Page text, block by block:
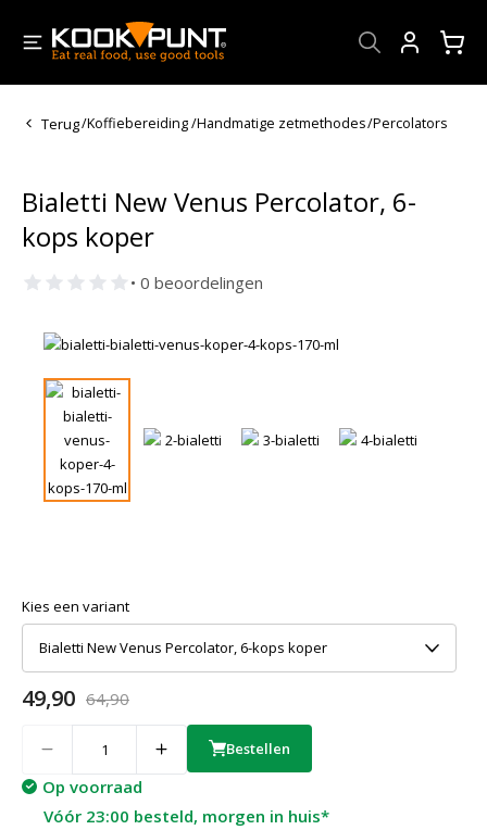
Terug/Koffiebereiding/Handmatige zetmethodes/Percolators
Bialetti New Venus Percolator, 6-
kops koper
• 0 beoordelingen
Kies een variant
Bialetti New Venus Percolator, 6-kops koper
49,90 64,90
Bestellen
Op voorraad
Vóór 23:00 besteld, morgen in huis*